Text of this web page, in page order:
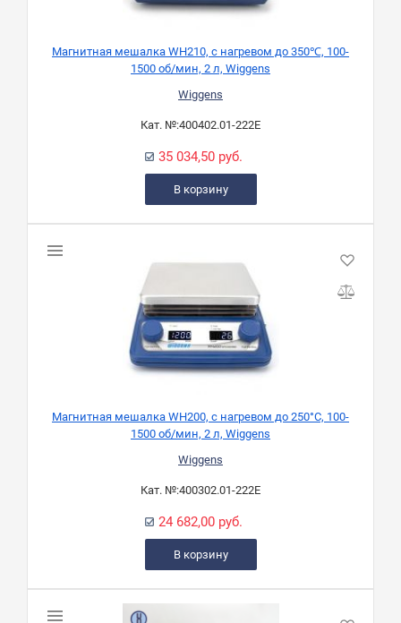
Магнитная мешалка WH210, с нагревом до 350℃, 100-
1500 об/мин, 2 л, Wiggens
Wiggens
Кат. №:400402.01-222E
35 034,50 руб.
В корзину
Магнитная мешалка WH200, с нагревом до 250°C, 100-
1500 об/мин, 2 л, Wiggens
Wiggens
Кат. №:400302.01-222E
24 682,00 руб.
В корзину